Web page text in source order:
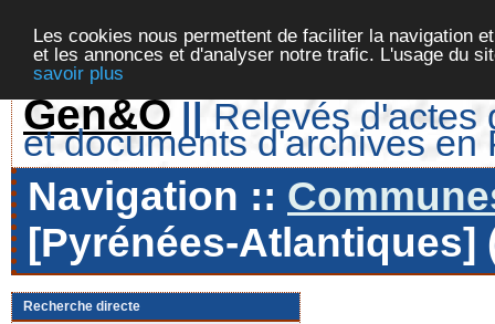
Les cookies nous permettent de faciliter la navigation
et les annonces et d'analyser notre trafic. L'usage du
savoir plus
Gen&O || Relevés d'actes
et documents d'archives en
Navigation ::
[Pyrénées-Atlantiques]
Recherche directe